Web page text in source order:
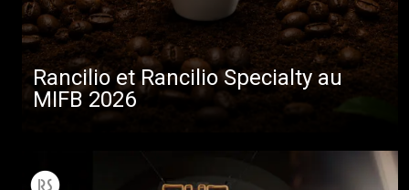
Rancilio et Rancilio Specialty au
MIFB 2026